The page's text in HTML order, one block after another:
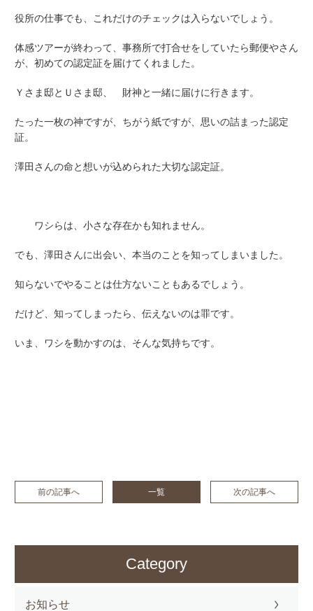
役所の仕事でも、これだけのチェックは入らないでしょう。
体感ツアーが終わって、事務所で打合せをしていたら郵便やさん
が、初めての認定証を届けてくれました。
Ｙさま邸とＵさま邸、 財神と一緒に届けに行きます。
たった一枚の神ですが、ちがう紙ですが、思いの詰まった認定
証。
澤田さんの命と想いが込められた大切な認定証。
ワシらは、小さな存在かも知れません。
でも、澤田さんに出会い、本当のことを知ってしまいました。
知らないでやることは仕方ないこともあるでしょう。
だけど、知ってしまったら、伝えないのは罪です。
いま、ワシを動かすのは、そんな気持ちです。
前の記事へ 一覧 次の記事へ
Category
お知らせ